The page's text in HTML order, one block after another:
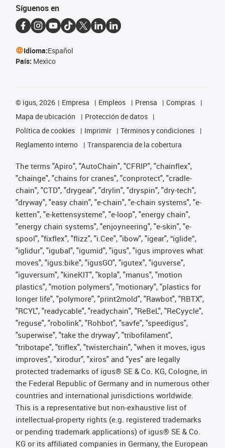
Síguenos en
Idioma:Español
País: Mexico
© igus, 2026 Empresa Empleos Prensa
Compras
Mapa de ubicación
Protección de datos
Política de cookies
Imprimir
Términos y condiciones
Reglamento interno
Transparencia de la cobertura
The terms "Apiro", "AutoChain", "CFRIP", "chainflex",
"chainge", "chains for cranes", "conprotect", "cradle-
chain", "CTD", "drygear", "drylin", "dryspin", "dry-tech",
"dryway", "easy chain", "e-chain", "e-chain systems", "e-
ketten", "e-kettensysteme", "e-loop", "energy chain",
"energy chain systems", "enjoyneering", "e-skin", "e-
spool", "fixflex", "flizz", "i.Cee", "ibow", "igear", “iglide”,
"iglidur", "igubal", "igumid", "igus", "igus improves what
moves", "igus:bike", "igusGO", "igutex", "iguverse",
"iguversum", "kineKIT", "kopla", "manus", "motion
plastics", "motion polymers", "motionary", "plastics for
longer life", "polymore", "print2mold", "Rawbot", "RBTX",
"RCYL", "readycable", "readychain", "ReBeL", "ReCyycle",
"reguse", "robolink", "Rohbot", "savfe", "speedigus",
"superwise", "take the dryway", "tribofilament",
"tribotape", "triflex", "twisterchain", "when it moves, igus
improves", "xirodur", "xiros" and "yes" are legally
protected trademarks of igus® SE & Co. KG, Cologne, in
the Federal Republic of Germany and in numerous other
countries and international jurisdictions worldwide.
This is a representative but non-exhaustive list of
intellectual-property rights (e.g. registered trademarks
or pending trademark applications) of igus® SE & Co.
KG or its affiliated companies in Germany, the European